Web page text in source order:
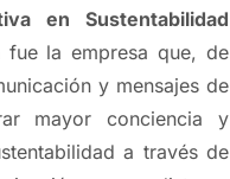
en Sustentabilidad
fue la empresa que, de
y mensajes de
mayor conciencia y
a través de